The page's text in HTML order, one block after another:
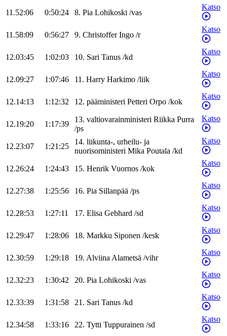
11.52:06 0:50:24 8. Pia Lohikoski /vas
Katso
11.58:09 0:56:27 9. Christoffer Ingo /r
Katso
12.03:45 1:02:03 10. Sari Tanus /kd
Katso
12.09:27 1:07:46 11. Harry Harkimo /liik
Katso
12.14:13 1:12:32 12. pääministeri Petteri Orpo /kok
Katso
12.19:20 1:17:39
13. valtiovarainministeri Riikka Purra
/ps
Katso
12.23:07 1:21:25
14. liikunta-, urheilu- ja
nuorisoministeri Mika Poutala /kd
Katso
12.26:24 1:24:43 15. Henrik Vuornos /kok
Katso
12.27:38 1:25:56 16. Pia Sillanpää /ps
Katso
12.28:53 1:27:11 17. Elisa Gebhard /sd
Katso
12.29:47 1:28:06 18. Markku Siponen /kesk
Katso
12.30:59 1:29:18 19. AlviinaAlametsä /vihr
Katso
12.32:23 1:30:42 20. Pia Lohikoski /vas
Katso
12.33:39 1:31:58 21. Sari Tanus /kd
Katso
12.34:58 1:33:16 22. Tytti Tuppurainen /sd
Katso